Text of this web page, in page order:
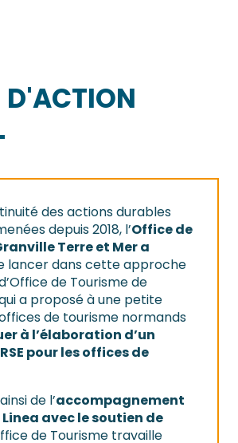
D'ACTION
des actions durables
depuis 2018, l’Office de
Terre et Mer a
lancer dans cette approche
de Tourisme de
a proposé à une petite
de tourisme normands
à l’élaboration d’un
pour les offices de
de l’accompagnement
avec le soutien de
de Tourisme travaille